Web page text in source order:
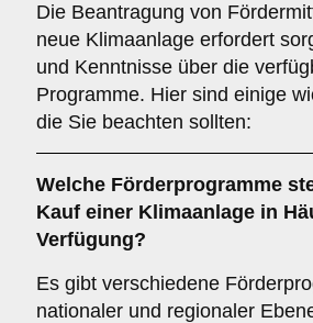
Die Beantragung von
neue Klimaanlage erfordert
und Kenntnisse über die
Programme. Hier sind einige
die Sie beachten sollten:
Welche Förderprogramme
Kauf einer Klimaanlage in
Verfügung?
Es gibt verschiedene
nationaler und regionaler